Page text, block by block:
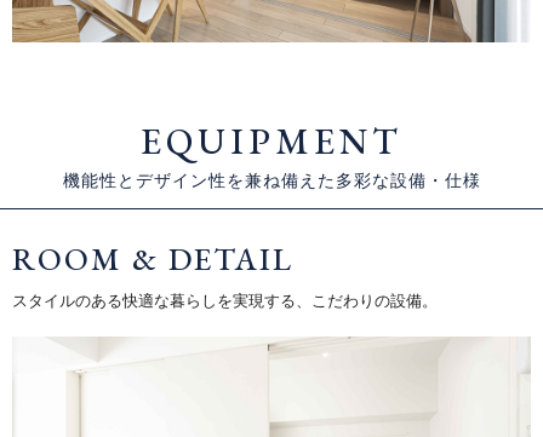
EQUIPMENT
機能性とデザイン性を兼ね備えた多彩な設備・仕様
ROOM & DETAIL
スタイルのある快適な暮らしを実現する、こだわりの設備。